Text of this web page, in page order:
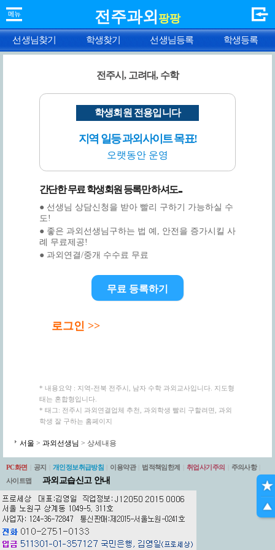
전주과외 팡팡
선생님찾기 학생찾기 선생님등록 학생등록
전주시, 고려대, 수학
학생회원 전용입니다
지역 일등 과외사이트 목표!
오랫동안 운영
간단한 무료 학생회원 등록만 하셔도...
● 선생님 상담신청을 받아 빨리 구하기 가능하실 수
도!
● 좋은 과외선생님구하는 법 예, 안전을 증가시킬 사
례 무료제공!
● 과외연결/중개 수수료 무료
무료 등록하기
로그인 >>
* 내용요약 : 지역-전북 전주시, 남자 수학 과외교사입니다. 지도형
태는 혼합형입니다.
* 태그: 전주시 과외연결업체 추천, 과외학생 빨리 구할려면, 과외
학생 잘 구하는 홈페이지
서울 > 과외선생님 > 상세내용
PC화면 공지 개인정보취급방침 이용약관 법적책임한계 취업사기주의 주의사항
사이트맵
과외교습신고 안내